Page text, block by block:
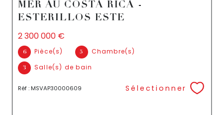
MER AU COSTA RICA -
ESTERILLOS ESTE
2 300 000 €
6 Pièce(s) 5 Chambre(s)
3 Salle(s) de bain
Réf : MSVAP30000609 Sélectionner